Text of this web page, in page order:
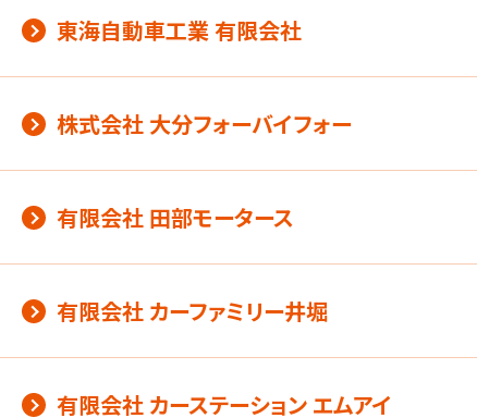
東海自動車工業 有限会社
株式会社 大分フォーバイフォー
有限会社 田部モータース
有限会社 カーファミリー井堀
有限会社 カーステーション エムアイ